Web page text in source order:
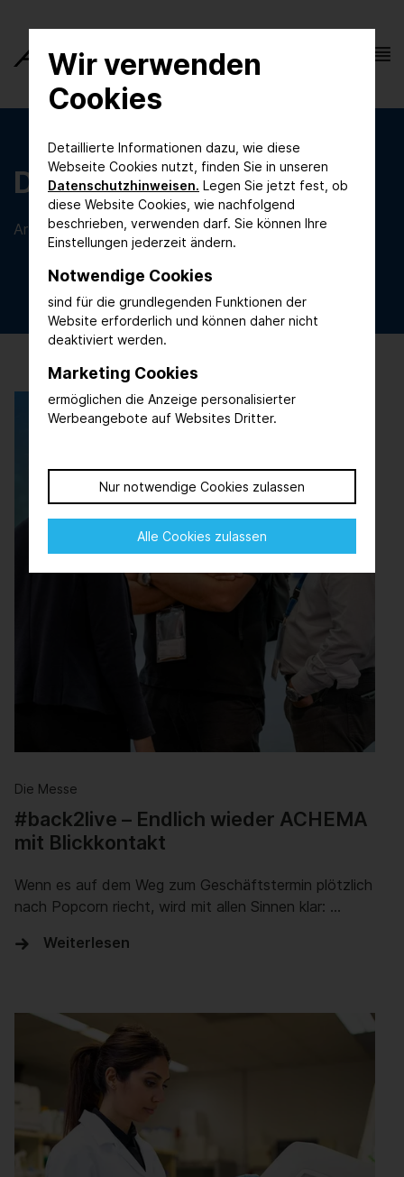
Wir verwenden
Cookies
Detaillierte Informationen dazu, wie diese
Webseite Cookies nutzt, finden Sie in unseren
Datenschutzhinweisen. Legen Sie jetzt fest, ob
diese Website Cookies, wie nachfolgend
beschrieben, verwenden darf. Sie können Ihre
Einstellungen jederzeit ändern.
Notwendige Cookies
sind für die grundlegenden Funktionen der
Website erforderlich und können daher nicht
deaktiviert werden.
Marketing Cookies
ermöglichen die Anzeige personalisierter
Werbeangebote auf Websites Dritter.
Nur notwendige Cookies zulassen
Alle Cookies zulassen
Die Messe
Artikelübersicht
Die Messe
#back2live – Endlich wieder ACHEMA
mit Blickkontakt
Wenn es auf dem Weg zum Geschäftstermin plötzlich
nach Popcorn riecht, wird mit allen Sinnen klar: …
Weiterlesen